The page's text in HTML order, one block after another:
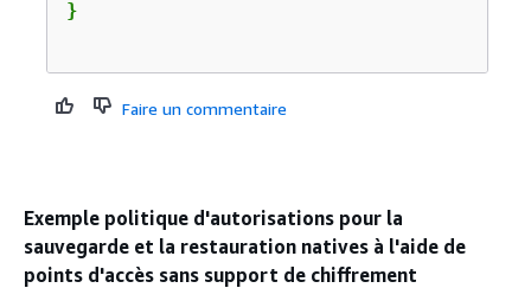
Faire un commentaire
Exemple politique d'autorisations pour la
sauvegarde et la restauration natives à l'aide de
points d'accès sans support de chiffrement